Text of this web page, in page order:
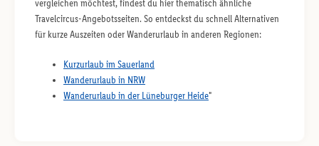
vergleichen möchtest, findest du hier thematisch ähnliche
Travelcircus-Angebotsseiten. So entdeckst du schnell Alternativen
für kurze Auszeiten oder Wanderurlaub in anderen Regionen:
Kurzurlaub im Sauerland
Wanderurlaub in NRW
Wanderurlaub in der Lüneburger Heide"